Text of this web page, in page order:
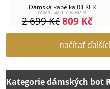
Dámská kabelka RIEKER
C0009-148-110 hnědá S6
809 Kč
2 699Kč
načítať
Kategorie dámských bot